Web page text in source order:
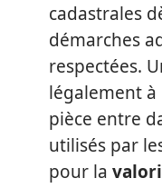
cadastrales
démarches
respectées.
légalement
pièce entre
utilisés par
pour la